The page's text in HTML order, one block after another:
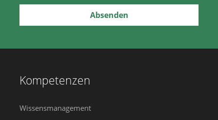
Kompetenzen
Wissensmanagement